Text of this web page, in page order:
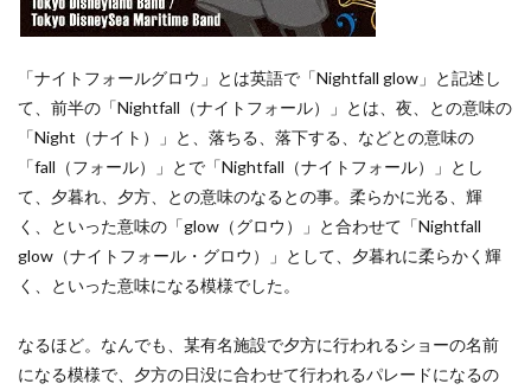
「ナイトフォールグロウ」とは英語で「Nightfall glow」と記述し
て、前半の「Nightfall（ナイトフォール）」とは、夜、との意味の
「Night（ナイト）」と、落ちる、落下する、などとの意味の
「fall（フォール）」とで「Nightfall（ナイトフォール）」とし
て、夕暮れ、夕方、との意味のなるとの事。柔らかに光る、輝
く、といった意味の「glow（グロウ）」と合わせて「Nightfall
glow（ナイトフォール・グロウ）」として、夕暮れに柔らかく輝
く、といった意味になる模様でした。
なるほど。なんでも、某有名施設で夕方に行われるショーの名前
になる模様で、夕方の日没に合わせて行われるパレードになるの